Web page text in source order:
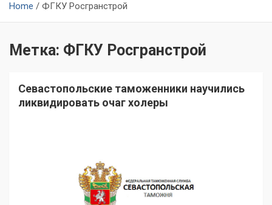
Home ФГКУ Росгранстрой
Метка: ФГКУ Росгранстрой
Севастопольские таможенники научились
ликвидировать очаг холеры